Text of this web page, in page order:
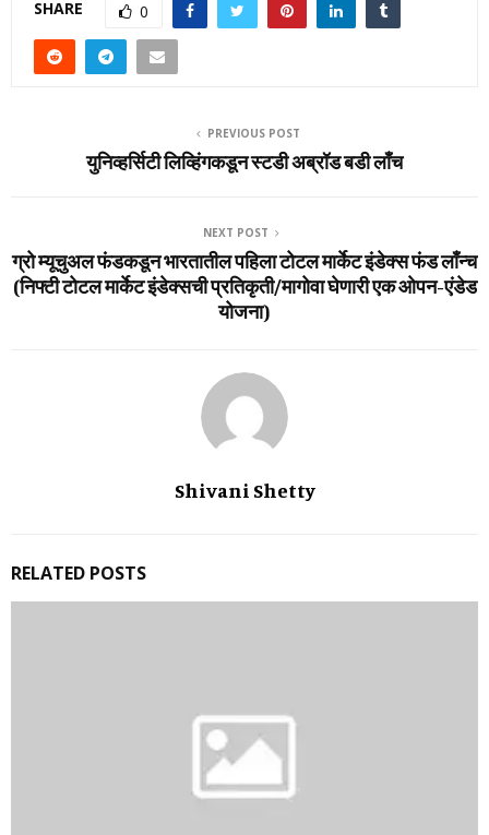
SHARE 0
PREVIOUS POST
युनिव्‍हर्सिटी लिव्हिंगकडून स्‍टडी अब्रॉड बडी लाँच
NEXT POST
ग्रो म्यूचुअल फंडकडून भारतातील पहिला टोटल मार्केट इंडेक्स फंड लाँन्च
(निफ्टी टोटल मार्केट इंडेक्सची प्रतिकृती/मागोवा घेणारी एक ओपन-एंडेड
योजना)
Shivani Shetty
RELATED POSTS